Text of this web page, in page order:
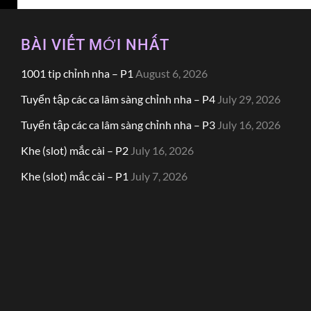
BÀI VIẾT MỚI NHẤT
1001 tip chỉnh nha – P1 August 6, 2026
Tuyển tập các ca lâm sàng chỉnh nha – P4 July 29, 2026
Tuyển tập các ca lâm sàng chỉnh nha – P3 July 16, 2026
Khe (slot) mắc cài – P2 July 16, 2026
Khe (slot) mắc cài – P1 July 7, 2026